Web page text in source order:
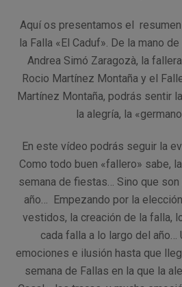
Aquí os presentamos el
la Falla «El Caduf». De la mano
Andrea Simó Zaragozà, la
Rocio Martínez Montaña y el
Martínez Montaña, podrás sentir
la alegría, la
En este vídeo podrás seguir la
Como todo buen «fallero» sabe,
semana de fiestas… Sino que
año… Empezando por la
vestidos, la creación de la falla,
cada falla a lo largo del año…
emociones e ilusión hasta que
semana de Fallas en la que la